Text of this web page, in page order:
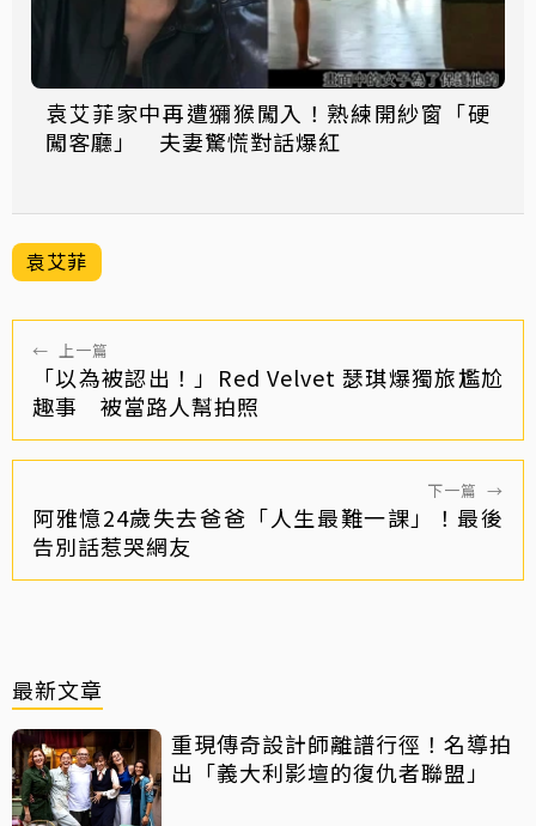
袁艾菲家中再遭獼猴闖入！熟練開紗窗「硬
闖客廳」 夫妻驚慌對話爆紅
袁艾菲
← 上一篇
「以為被認出！」Red Velvet 瑟琪爆獨旅尷尬
趣事 被當路人幫拍照
下一篇 →
阿雅憶24歲失去爸爸「人生最難一課」！最後
告別話惹哭網友
最新文章
重現傳奇設計師離譜行徑！名導拍
出「義大利影壇的復仇者聯盟」